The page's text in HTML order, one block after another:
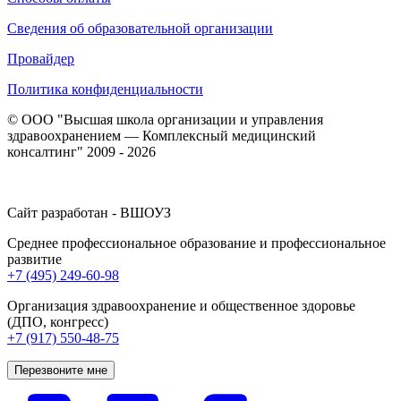
Сведения об образовательной организации
Провайдер
Политика конфиденциальности
© ООО "Высшая школа организации и управления
здравоохранением — Комплексный медицинский
консалтинг" 2009 - 2026
Сайт разработан - ВШОУЗ
Среднее профессиональное образование и профессиональное
развитие
+7 (495) 249-60-98
Организация здравоохранение и общественное здоровье
(ДПО, конгресс)
+7 (917) 550-48-75
Перезвоните мне